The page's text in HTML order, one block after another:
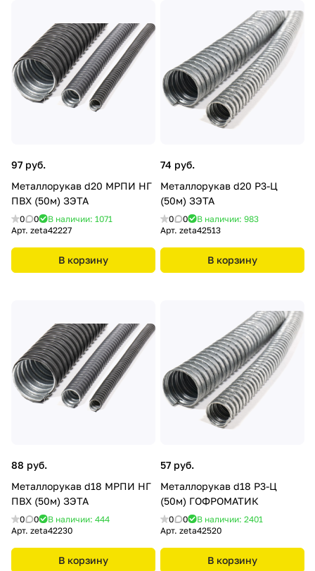
97 руб.
Металлорукав d20 МРПИ НГ
ПВХ (50м) ЗЭТА
0 0
В наличии: 1071
Арт. zeta42227
В корзину
74 руб.
Металлорукав d20 Р3-Ц
(50м) ЗЭТА
0 0
В наличии: 983
Арт. zeta42513
В корзину
88 руб.
Металлорукав d18 МРПИ НГ
ПВХ (50м) ЗЭТА
0 0
В наличии: 444
Арт. zeta42230
В корзину
57 руб.
Металлорукав d18 Р3-Ц
(50м) ГОФРОМАТИК
0 0
В наличии: 2401
Арт. zeta42520
В корзину